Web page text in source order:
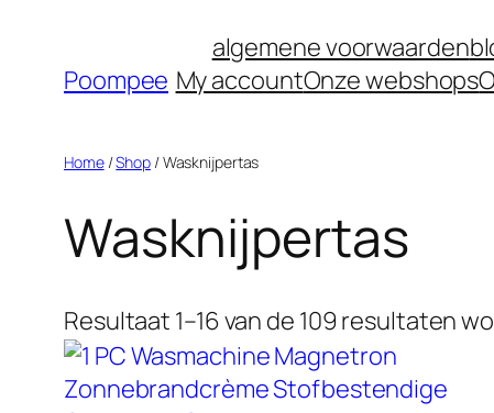
Poompee
algemene voorwaarden
My accountOnze webshops
Home/Shop/ Wasknijpertas
Wasknijpertas
Resultaat 1–16 van de 109 resultaten